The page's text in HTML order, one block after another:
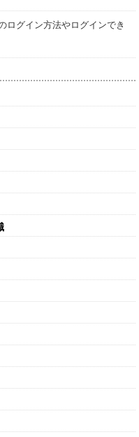
ログイン方法やログインでき